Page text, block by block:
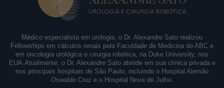
Médico especialista em urologia, o Dr. Alexandre Sato realizou
Fellowships em cálculos renais pela Faculdade de Medicina do ABC e
em oncologia urológica e cirurgia robótica, na Duke University, nos
EUA.Atualmente, o Dr. Alexandre Sato atende em sua clínica privada e
nos principais hospitais de São Paulo, incluindo o Hospital Alemão
Oswaldo Cruz e o Hospital Nove de Julho.